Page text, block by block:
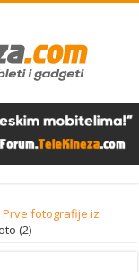
Prve fotografije iz
(2)